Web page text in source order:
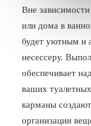
БЛОГ
Вне
или дома в
будет уютным и
несессеру.
обеспечивает
ваших
карманы
организации